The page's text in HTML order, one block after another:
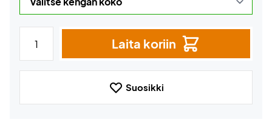
Laita koriin
Suosikki